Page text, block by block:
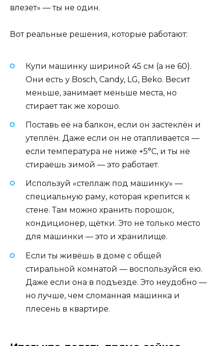
влезет» — ты не один.
Вот реальные решения, которые работают:
Купи машинку шириной 45 см (а не 60).
Они есть у Bosch, Candy, LG, Beko. Весит
меньше, занимает меньше места, но
стирает так же хорошо.
Поставь её на балкон, если он застеклён и
утеплён. Даже если он не отапливается —
если температура не ниже +5°C, и ты не
стираешь зимой — это работает.
Используй «стеллаж под машинку» —
специальную раму, которая крепится к
стене. Там можно хранить порошок,
кондиционер, щётки. Это не только место
для машинки — это и хранилище.
Если ты живёшь в доме с общей
стиральной комнатой — воспользуйся ею.
Даже если она в подъезде. Это неудобно —
но лучше, чем сломанная машинка и
плесень в квартире.